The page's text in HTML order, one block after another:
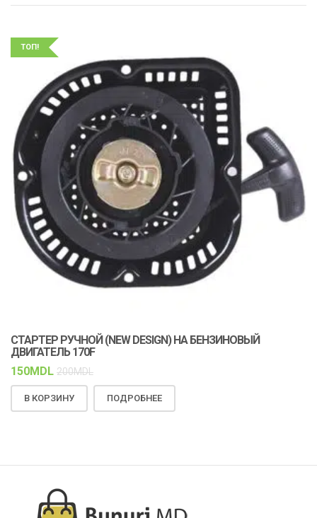
ТОП!
СТАРТЕР РУЧНОЙ (NEW DESIGN) НА БЕНЗИНОВЫЙ
ДВИГАТЕЛЬ 170F
150MDL 200MDL
В КОРЗИНУ ПОДРОБНЕЕ